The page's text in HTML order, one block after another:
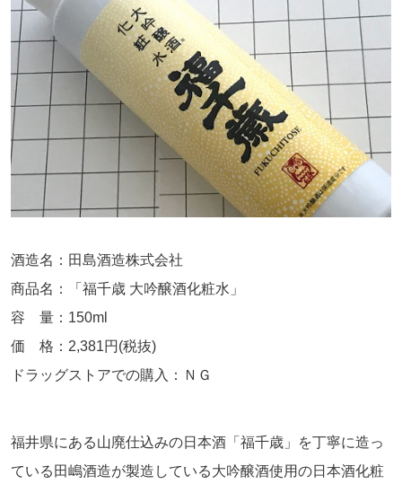
酒造名：田島酒造株式会社
商品名：「福千歳 大吟醸酒化粧水」
容 量：150ml
価 格：2,381円(税抜)
ドラッグストアでの購入：ＮＧ
福井県にある山廃仕込みの日本酒「福千歳」を丁寧に造っ
ている田嶋酒造が製造している大吟醸酒使用の日本酒化粧